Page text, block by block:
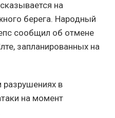
на
берега. Народный
сообщил об отмене
запланированных на
в
на момент